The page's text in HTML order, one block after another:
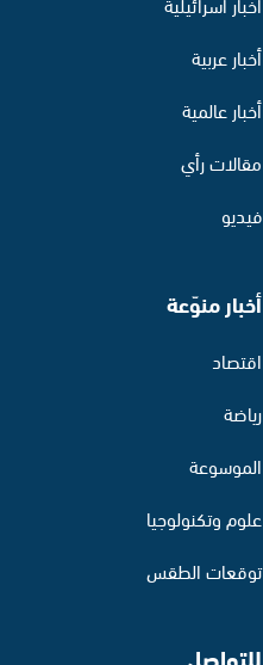
أخبار عربية
أخبار عالمية
مقالات رأي
فيديو
أخبار منوّعة
اقتصاد
رياضة
الموسوعة
علوم وتكنولوجيا
توقعات الطقس